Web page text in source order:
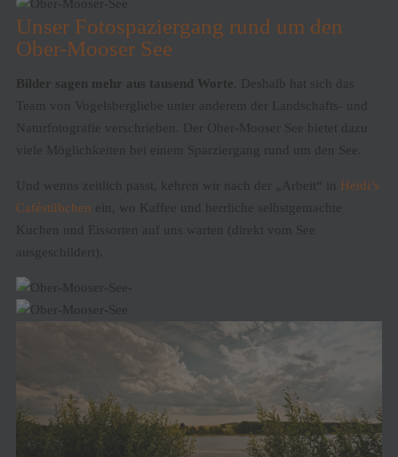
Unser Fotospaziergang rund um den
Ober-Mooser See
Bilder sagen mehr aus tausend Worte . Deshalb hat sich das
Team von Vogelsbergliebe unter anderem der Landschafts- und
Naturfotografie verschrieben. Der Ober-Mooser See bietet dazu
viele Möglichkeiten bei einem Sparziergang rund um den See.
Und wenns zeitlich passt, kehren wir nach der „Arbeit“ in Heidi’s
Caféstübchen ein, wo Kaffee und herrliche selbstgemachte
Kuchen und Eissorten auf uns warten (direkt vom See
ausgeschildert).